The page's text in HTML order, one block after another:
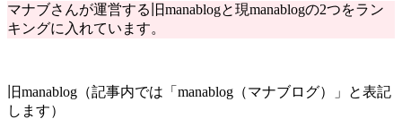
マナブさんが運営する旧manablogと現manablogの2つをラン
キングに入れています。
旧manablog（記事内では「manablog（マナブログ）」と表記
します）